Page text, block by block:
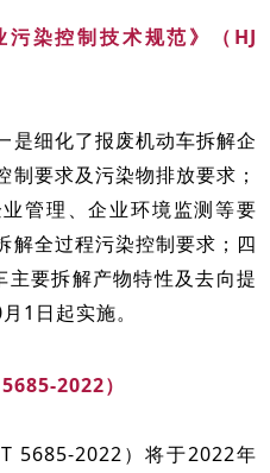
染控制技术规范》（HJ
是细化了报废机动车拆解企
要求及污染物排放要求；
管理、企业环境监测等要
解全过程污染控制要求；四
要拆解产物特性及去向提
1日起实施。
2022）
5685-2022）将于2022年